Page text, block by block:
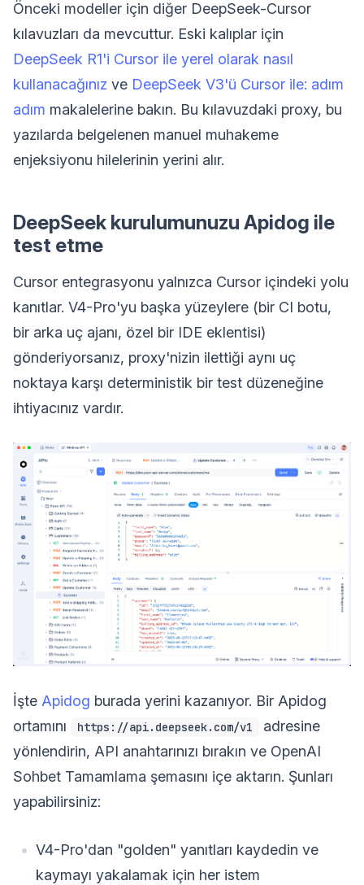
Önceki modeller için diğer DeepSeek-Cursor
kılavuzları da mevcuttur. Eski kalıplar için
DeepSeek R1'i Cursor ile yerel olarak nasıl
kullanacağınız ve DeepSeek V3'ü Cursor ile: adım
adım makalelerine bakın. Bu kılavuzdaki proxy, bu
yazılarda belgelenen manuel muhakeme
enjeksiyonu hilelerinin yerini alır.
DeepSeek kurulumunuzu Apidog ile
test etme
Cursor entegrasyonu yalnızca Cursor içindeki yolu
kanıtlar. V4-Pro'yu başka yüzeylere (bir CI botu,
bir arka uç ajanı, özel bir IDE eklentisi)
gönderiyorsanız, proxy'nizin ilettiği aynı uç
noktaya karşı deterministik bir test düzeneğine
ihtiyacınız vardır.
İşte Apidog burada yerini kazanıyor. Bir Apidog
ortamını
https://api.deepseek.com/v1
adresine
yönlendirin, API anahtarınızı bırakın ve OpenAI
Sohbet Tamamlama şemasını içe aktarın. Şunları
yapabilirsiniz:
V4-Pro'dan "golden" yanıtları kaydedin ve
kaymayı yakalamak için her istem